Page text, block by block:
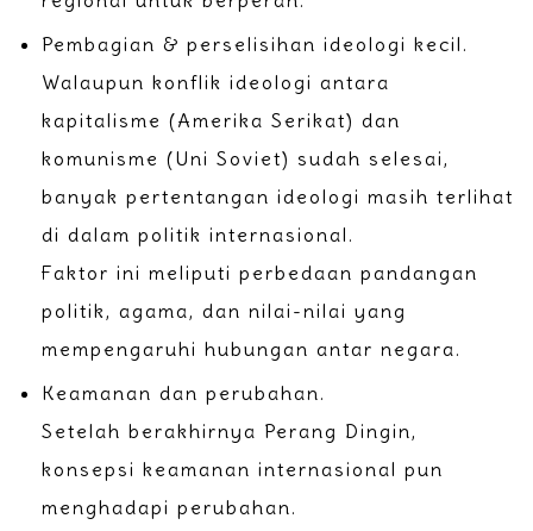
Pembagian & perselisihan ideologi kecil.
Walaupun konflik ideologi antara
kapitalisme (Amerika Serikat) dan
komunisme (Uni Soviet) sudah selesai,
banyak pertentangan ideologi masih terlihat
di dalam politik internasional.
Faktor ini meliputi perbedaan pandangan
politik, agama, dan nilai-nilai yang
mempengaruhi hubungan antar negara.
Keamanan dan perubahan.
Setelah berakhirnya Perang Dingin,
konsepsi keamanan internasional pun
menghadapi perubahan.